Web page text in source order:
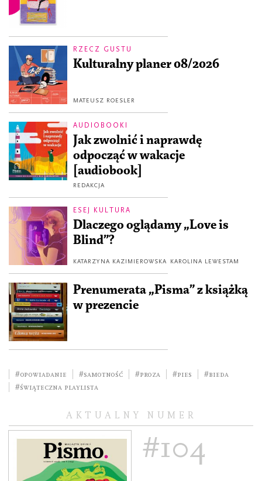
RZECZ GUSTU
Kulturalny planer 08/2026
MATEUSZ ROESLER
AUDIOBOOKI
Jak zwolnić i naprawdę
odpocząć w wakacje
[audiobook]
REDAKCJA
ESEJ KULTURA
Dlaczego oglądamy „Love is
Blind”?
KATARZYNA KAZIMIEROWSKA KAROLINA LEWESTAM
Prenumerata „Pisma” z książką
w prezencie
#opowiadanie #samotność #Proza #pies
#bieda
#Świąteczna playlista
AKTUALNY NUMER
#104